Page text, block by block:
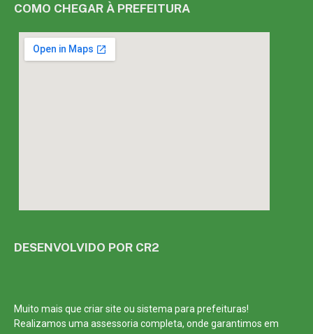
COMO CHEGAR À PREFEITURA
DESENVOLVIDO POR CR2
Muito mais que criar site ou sistema para prefeituras!
Realizamos umaassessoriacompleta, onde garantimos em